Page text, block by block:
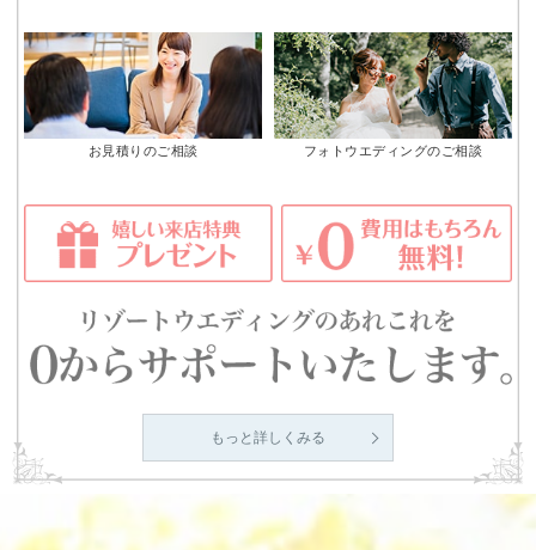
お見積りのご相談 フォトウエディングのご相談
もっと詳しくみる